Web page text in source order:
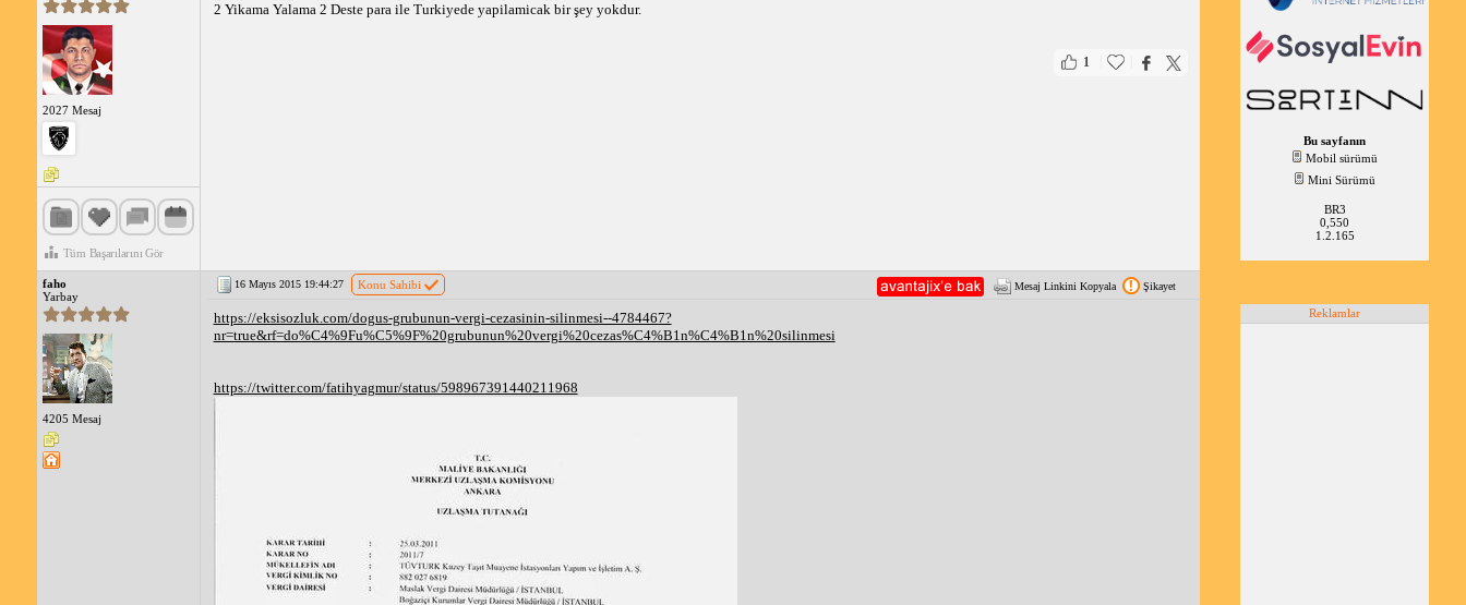
2027 Mesaj
Tüm Başarılarını Gör
2 Yikama Yalama 2 Deste para ile Turkiyede yapilamicak bir şey yokdur.
1
faho
Yarbay
4205 Mesaj
16 Mayıs 2015 19:44:27 Konu Sahibi Mesaj Linkini Kopyala Şikayet
https://eksisozluk.com/dogus-grubunun-vergi-cezasinin-silinmesi--4784467?
nr=true&rf=do%C4%9Fu%C5%9F%20grubunun%20vergi%20cezas%C4%B1n%C4%B1n%20silinmesi
https://twitter.com/fatihyagmur/status/598967391440211968
Bu sayfanın
Mobil sürümü
Mini Sürümü
BR3
0,550
1.2.165
Reklamlar